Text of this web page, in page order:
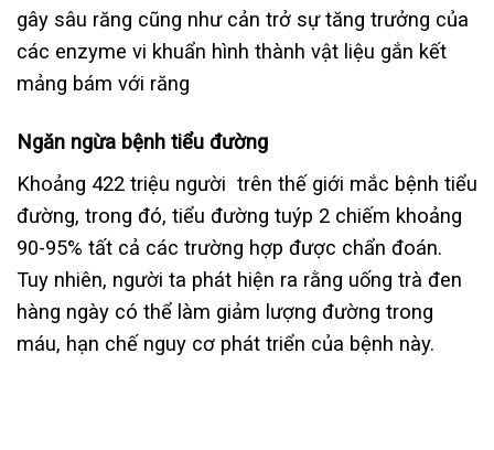
gây sâu răng cũng như cản trở sự tăng trưởng của
các enzyme vi khuẩn hình thành vật liệu gắn kết
mảng bám với răng
Ngăn ngừa bệnh tiểu đường
Khoảng 422 triệu người trên thế giới mắc bệnh tiểu
đường, trong đó, tiểu đường tuýp 2 chiếm khoảng
90-95% tất cả các trường hợp được chẩn đoán.
Tuy nhiên, người ta phát hiện ra rằng uống trà đen
hàng ngày có thể làm giảm lượng đường trong
máu, hạn chế nguy cơ phát triển của bệnh này.